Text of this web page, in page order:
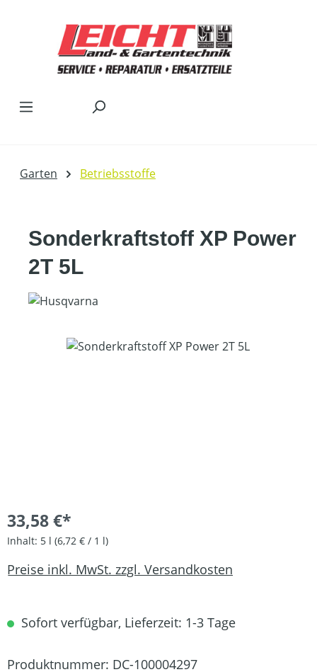
Garten Betriebsstoffe
Sonderkraftstoff XP Power
2T 5L
Bildergalerie überspringen
33,58 €*
Inhalt: 5 l (6,72 € / 1 l)
Preise inkl. MwSt. zzgl. Versandkosten
Sofort verfügbar, Lieferzeit: 1-3 Tage
Produktnummer: DC-100004297